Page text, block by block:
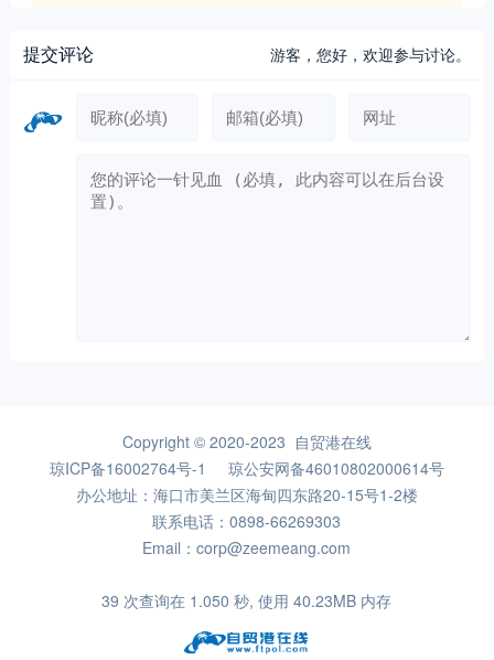
提交评论 游客，您好，欢迎参与讨论。
Copyright © 2020-2023 自贸港在线
琼ICP备16002764号-1
琼公安网备46010802000614号
办公地址：海口市美兰区海甸四东路20-15号1-2楼
联系电话：0898-66269303
Email：corp@zeemeang.com
39 次查询在 1.050 秒, 使用 40.23MB 内存